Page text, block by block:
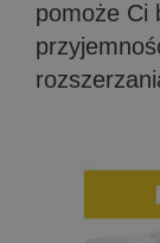
pomoże Ci